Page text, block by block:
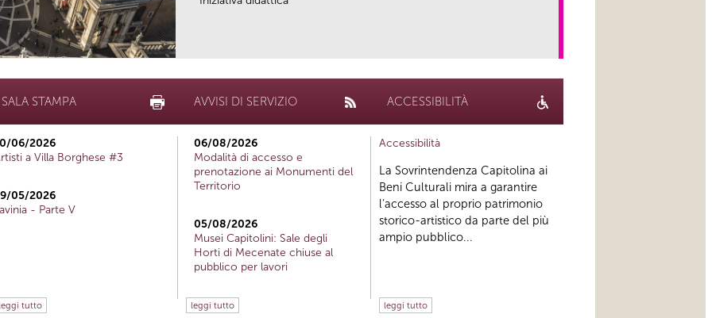
SALA STAMPA
06/2026
a Villa Borghese #3
05/2026
- Parte V
tutto
AVVISI DI SERVIZIO
06/08/2026
Modalità di accesso e
prenotazione ai Monumenti del
Territorio
05/08/2026
Musei Capitolini: Sale degli
Horti di Mecenate chiuse al
pubblico per lavori
leggi tutto
ACCESSIBILITÀ
Accessibilità
La Sovrintendenza Capitolina ai
Beni Culturali mira a garantire
l’accesso al proprio patrimonio
storico-artistico da parte del più
ampio pubblico...
leggi tutto